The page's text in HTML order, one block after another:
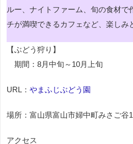
ルー、ナイトファーム、旬の食材で
チが満喫できるカフェなど、楽しみ
【ぶどう狩り】
期間：8月中旬～10月上旬
URL： やまふじぶどう園
場所：富山県富山市婦中町みさご谷
アクセス